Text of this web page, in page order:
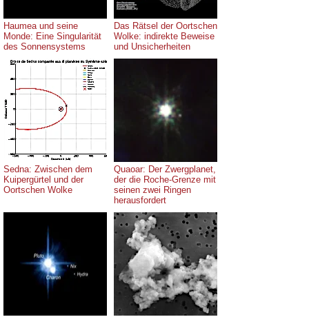
Haumea und seine
Monde: Eine Singularität
des Sonnensystems
Das Rätsel der Oortschen
Wolke: indirekte Beweise
und Unsicherheiten
Sedna: Zwischen dem
Kuipergürtel und der
Oortschen Wolke
Quaoar: Der Zwergplanet,
der die Roche-Grenze mit
seinen zwei Ringen
herausfordert